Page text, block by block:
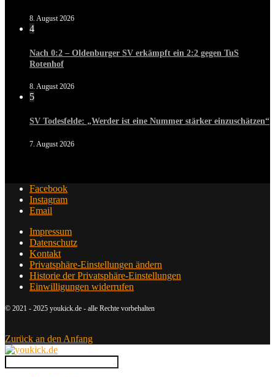
8. August 2026
4
Nach 0:2 – Oldenburger SV erkämpft ein 2:2 gegen TuS
Rotenhof
8. August 2026
5
SV Todesfelde: „Werder ist eine Nummer stärker einzuschätzen“
7. August 2026
Facebook
Instagram
Email
Impressum
Datenschutz
Kontakt
Privatsphäre-Einstellungen ändern
Historie der Privatsphäre-Einstellungen
Einwilligungen widerrufen
© 2021 - 2025 youkick.de - alle Rechte vorbehalten
Zurück an den Anfang